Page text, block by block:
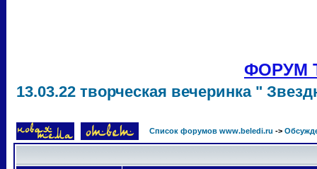
ФОРУМ
13.03.22 творческая вечеринка "
Список форумов www.beledi.ru ->